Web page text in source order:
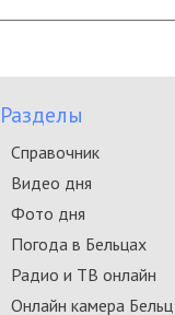
Разделы
Справочник
Видео дня
Фото дня
Погода в Бельцах
Радио и ТВ онлайн
Онлайн камера Бельц